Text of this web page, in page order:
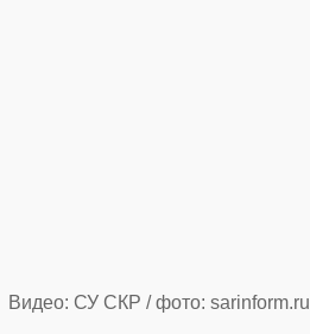
Видео: СУ СКР / фото: sarinform.ru